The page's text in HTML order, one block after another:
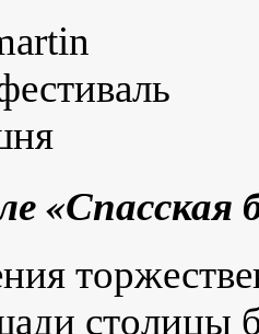
«Спасская
столицы